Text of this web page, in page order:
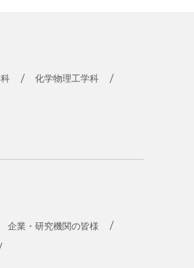
化学物理工学科
企業・研究機関の皆様